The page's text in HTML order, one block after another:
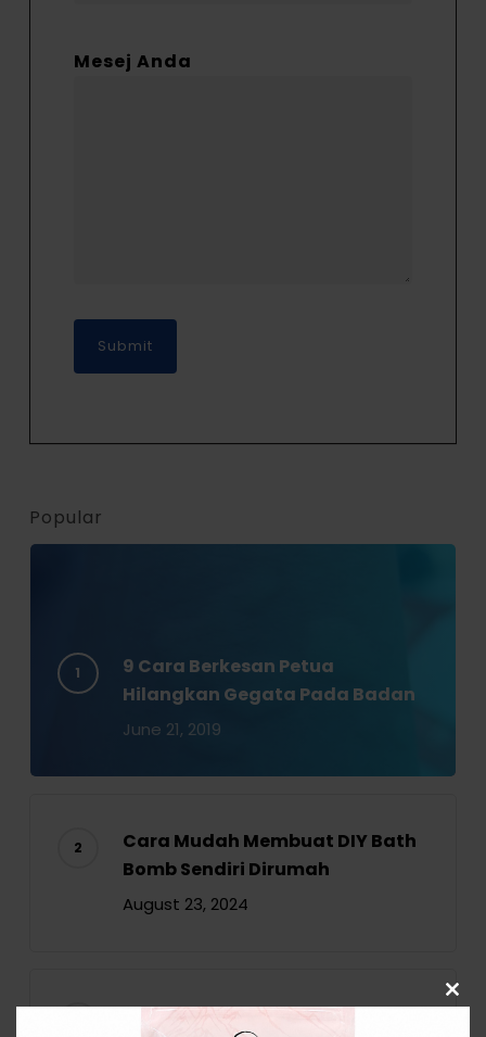
Mesej Anda
Popular
9 Cara Berkesan Petua
Hilangkan Gegata Pada Badan
June 21, 2019
Cara Mudah Membuat DIY Bath
Bomb Sendiri Dirumah
August 23, 2024
KEBAIKAN LAMPU GARAM BUKIT